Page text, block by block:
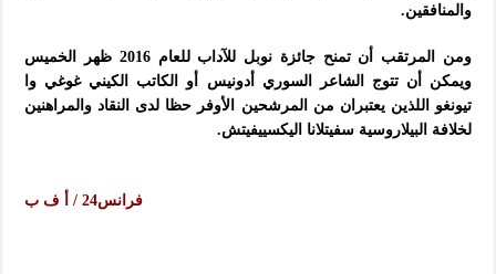
والمنافقين.
ومن المرتقب أن تمنح جائزة نوبل للآداب للعام 2016 ظهر الخميس
ويمكن أن تتوج الشاعر السوري أدونيس أو الكاتب الكيني غوغي وا
تيونغو اللذين يعتبران من المرشحين الأوفر حظا لدى النقاد والمراهنين
لخلافة البيلاروسية سفيتلانا اليكسييفيتش.
فرانس24 / أ ف ب